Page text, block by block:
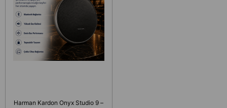
Harman Kardon Onyx Studio 9 –